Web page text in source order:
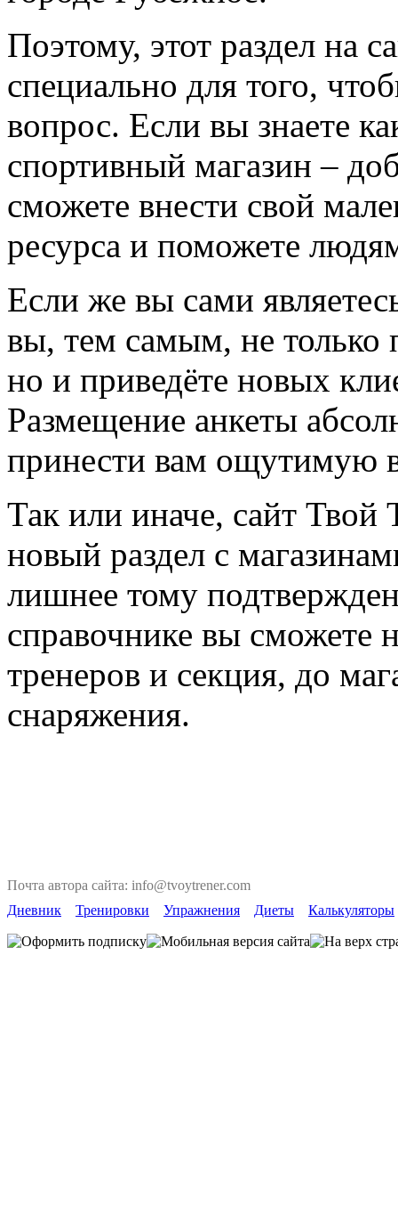
Поэтому, этот раздел на
специально для того,
вопрос. Если вы знаете
спортивный магазин –
сможете внести свой
ресурса и поможете
Если же вы сами
вы, тем самым, не только
но и приведёте новых
Размещение анкеты
принести вам ощутимую
Так или иначе, сайт Твой
новый раздел с
лишнее тому
справочнике вы сможете
тренеров и секция, до
снаряжения.
Почта автора сайта: info@tvoytrener.com
Дневник
Тренировки Упражнения Диеты Калькуляторы